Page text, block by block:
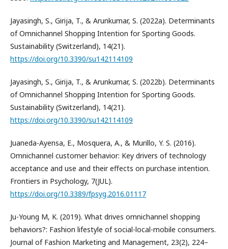
Jayasingh, S., Girija, T., & Arunkumar, S. (2022a). Determinants
of Omnichannel Shopping Intention for Sporting Goods.
Sustainability (Switzerland), 14(21).
https://doi.org/10.3390/su142114109
Jayasingh, S., Girija, T., & Arunkumar, S. (2022b). Determinants
of Omnichannel Shopping Intention for Sporting Goods.
Sustainability (Switzerland), 14(21).
https://doi.org/10.3390/su142114109
Juaneda-Ayensa, E., Mosquera, A., & Murillo, Y. S. (2016).
Omnichannel customer behavior: Key drivers of technology
acceptance and use and their effects on purchase intention.
Frontiers in Psychology, 7(JUL).
https://doi.org/10.3389/fpsyg.2016.01117
Ju-Young M, K. (2019). What drives omnichannel shopping
behaviors?: Fashion lifestyle of social-local-mobile consumers.
Journal of Fashion Marketing and Management, 23(2), 224–